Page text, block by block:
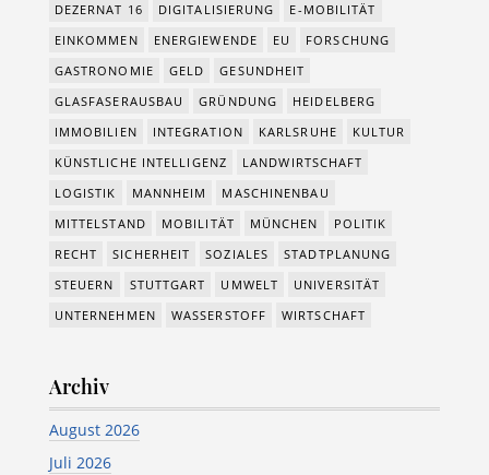
DEZERNAT 16
DIGITALISIERUNG
E-MOBILITÄT
EINKOMMEN
ENERGIEWENDE EU
FORSCHUNG
GASTRONOMIE
GELD
GESUNDHEIT
GLASFASERAUSBAU
GRÜNDUNG
HEIDELBERG
IMMOBILIEN
INTEGRATION KARLSRUHE
KULTUR
KÜNSTLICHE INTELLIGENZ
LANDWIRTSCHAFT
LOGISTIK
MANNHEIM
MASCHINENBAU
MITTELSTAND
MOBILITÄT MÜNCHEN
POLITIK
RECHT
SICHERHEIT SOZIALES
STADTPLANUNG
STEUERN
STUTTGART UMWELT
UNIVERSITÄT
UNTERNEHMEN
WASSERSTOFF WIRTSCHAFT
Archiv
August 2026
Juli 2026